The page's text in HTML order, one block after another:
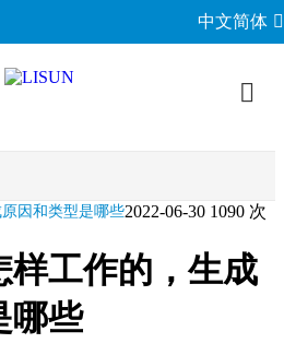
中文简体
因和类型是哪些2022-06-30 1090 次
样工作的，生成
哪些